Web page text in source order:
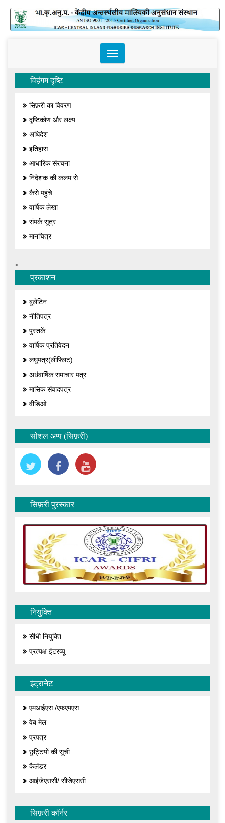
Toggle
navigation
विहंगम दृष्टि
सिफ़री का विवरण
दृष्टिकोण और लक्ष्य
अधिदेश
इतिहास
आधारिक संरचना
निदेशक की कलम से
कैसे पहुंचे
वार्षिक लेखा
संपर्क सूत्र
मानचित्र
<
प्रकाशन
बुलेटिन
नीतिपत्र
पुस्तकें
वार्षिक प्रतिवेदन
लघुपत्र(लीफ्लिट)
अर्धवार्षिक समाचार पत्र
मासिक संवादपत्र
वीडिओ
सोशल अप्प (सिफ़री)
सिफ़री पुरस्कार
नियुक्ति
सीधी नियुक्ति
प्रत्यक्ष इंटरव्यू
इंट्रानेट
एमआईएस /एफएमएस
वेब मेल
प्रपत्र
छुट्टियों की सूची
कैलंडर
आईजेएससी/ सीजेएससी
सिफ़री कॉर्नर